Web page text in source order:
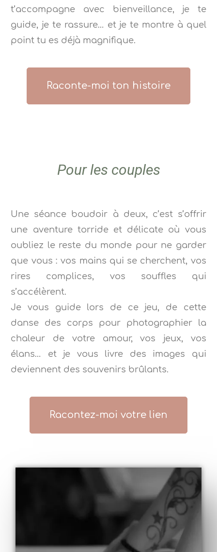
t’accompagne avec bienveillance, je te
guide, je te rassure… et je te montre à quel
point tu es déjà magnifique.
Raconte-moi ton histoire
Pour les couples
Une séance boudoir à deux, c’est s’offrir
une aventure torride et délicate où vous
oubliez le reste du monde pour ne garder
que vous : vos mains qui se cherchent, vos
rires complices, vos souffles qui
s’accélèrent.
Je vous guide lors de ce jeu, de cette
danse des corps pour photographier la
chaleur de votre amour, vos jeux, vos
élans… et je vous livre des images qui
deviennent des souvenirs brûlants.
Racontez-moi votre lien